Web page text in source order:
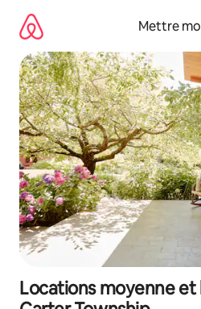
directement
contenu
Mettre
Locations moyenne